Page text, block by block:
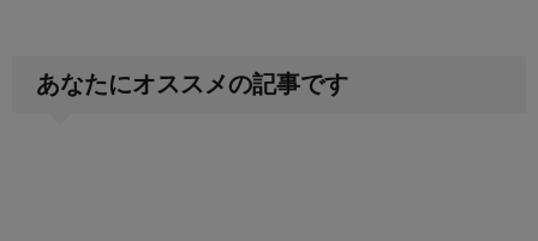
あなたにオススメの記事です